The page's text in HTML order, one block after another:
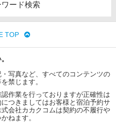
ワード検索
TOP
写真など、すべてのコンテンツの
禁じます。
作業を行っておりますが正確性は
つきましてはお客様と宿泊予約サ
会社カカクコムは契約の不履行や
ねます。